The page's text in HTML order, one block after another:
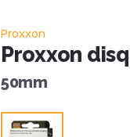
Proxxon
Proxxon
50mm